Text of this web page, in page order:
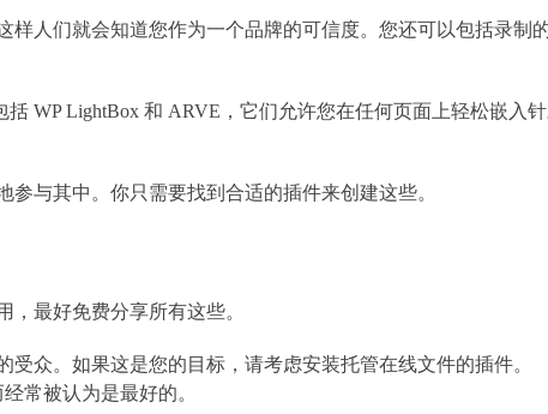
人们就会知道您作为一个品牌的可信度。您还可以包括录制
括 WP LightBox 和 ARVE，它们允许您在任何页面上轻松嵌入
与其中。你只需要找到合适的插件来创建这些。
最好免费分享所有这些。
众。如果这是您的目标，请考虑安装托管在线文件的插件。
常被认为是最好的。